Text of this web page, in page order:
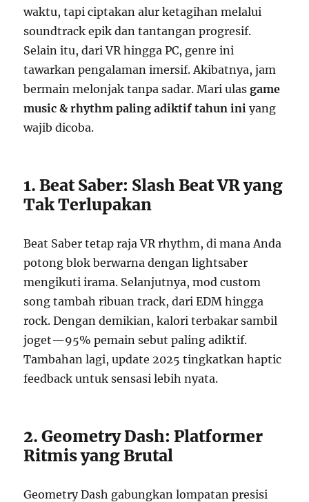
waktu, tapi ciptakan alur ketagihan melalui
soundtrack epik dan tantangan progresif.
Selain itu, dari VR hingga PC, genre ini
tawarkan pengalaman imersif. Akibatnya, jam
bermain melonjak tanpa sadar. Mari ulasgame
music & rhythm paling adiktif tahun ini yang
wajib dicoba.
1. Beat Saber: Slash Beat VR yang
Tak Terlupakan
Beat Saber tetap raja VR rhythm, di mana Anda
potong blok berwarna dengan lightsaber
mengikuti irama. Selanjutnya, mod custom
song tambah ribuan track, dari EDM hingga
rock. Dengan demikian, kalori terbakar sambil
joget—95% pemain sebut paling adiktif.
Tambahan lagi, update 2025 tingkatkan haptic
feedback untuk sensasi lebih nyata.
2. Geometry Dash: Platformer
Ritmis yang Brutal
Geometry Dash gabungkan lompatan presisi